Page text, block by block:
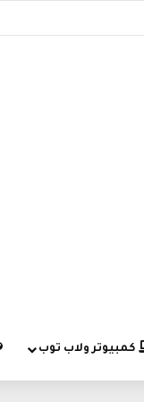
كمبيوتر ولاب توب